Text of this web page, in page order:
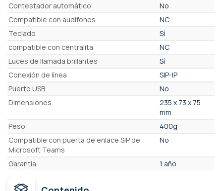
Contestador automático
No
Compatible con audífonos
NC
Teclado
Sí
compatible con centralita
NC
Luces de llamada brillantes
Sí
Conexión de línea
SIP-IP
Puerto USB
No
Dimensiones
235 x 73 x 75
mm
Peso
400g
Compatible con puerta de enlace SIP de
Microsoft Teams
No
Garantía 1 año